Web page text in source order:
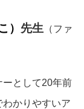
先生 （ファ
ーとして20年前
かりやすいア